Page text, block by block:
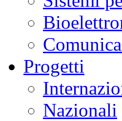
Progetti
Nazionali